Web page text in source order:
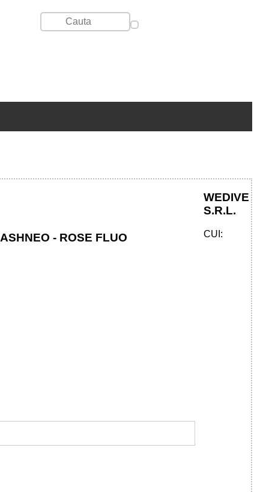
- ROSE FLUO
WEDIVE
S.R.L.
CUI: